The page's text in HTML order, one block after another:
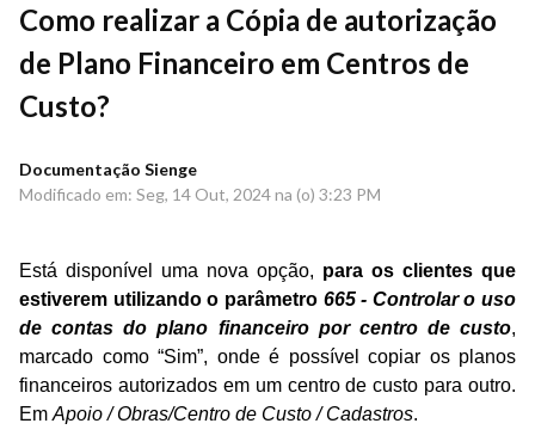
Como realizar a Cópia de autorização
de Plano Financeiro em Centros de
Custo?
Documentação Sienge
Modificado em: Seg, 14 Out, 2024 na (o) 3:23 PM
Está disponível uma nova opção, para os clientes que
estiverem utilizando o parâmetro 665 - Controlar o uso
de contas do plano financeiro por centro de custo,
marcado como “Sim”, onde é possível copiar os planos
financeiros autorizados em um centro de custo para outro.
Em Apoio / Obras/Centro de Custo / Cadastros.